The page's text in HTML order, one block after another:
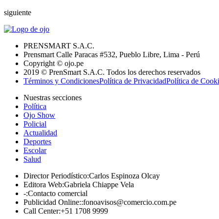
siguiente
PRENSMART S.A.C.
Prensmart Calle Paracas #532, Pueblo Libre, Lima - Perú
Copyright © ojo.pe
2019 © PrenSmart S.A.C. Todos los derechos reservados
Términos y CondicionesPolítica de PrivacidadPolítica de
Nuestras secciones
Política
Ojo Show
Policial
Actualidad
Deportes
Escolar
Salud
Director Periodístico:Carlos Espinoza Olcay
Editora Web:Gabriela Chiappe Vela
-:Contacto comercial
Publicidad Online::fonoavisos@comercio.com.pe
Call Center:+51 1708 9999